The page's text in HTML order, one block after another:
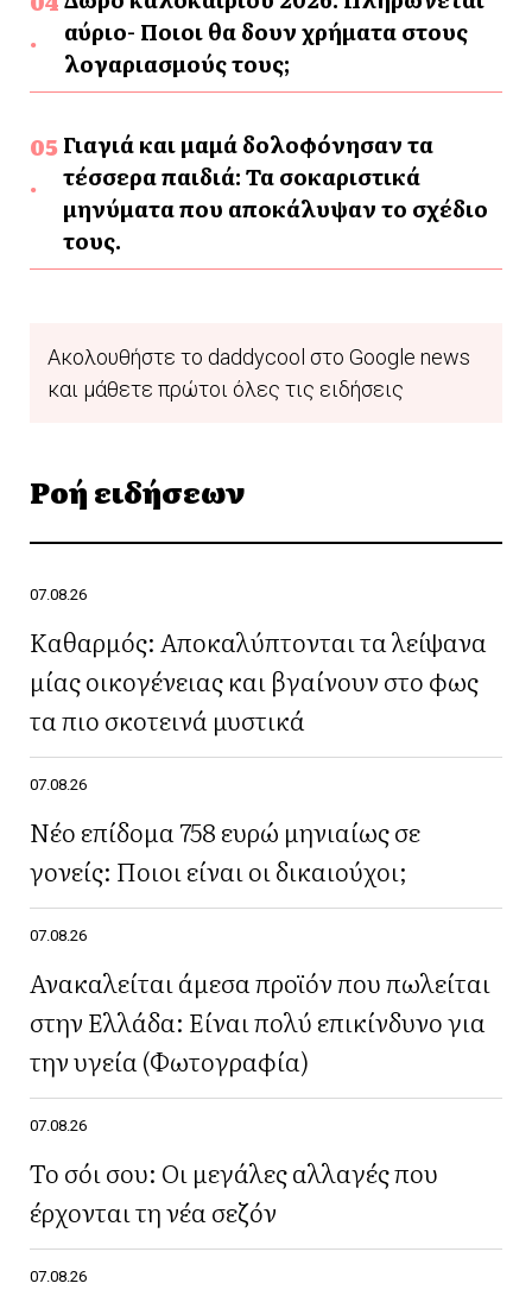
αύριο- Ποιοι θα δουν χρήματα στους
λογαριασμούς τους;
Γιαγιά και μαμά δολοφόνησαν τα
τέσσερα παιδιά: Τα σοκαριστικά
μηνύματα που αποκάλυψαν το σχέδιο
τους.
Ακολουθήστε το daddycool στο Google news
και μάθετε πρώτοι όλες τις ειδήσεις
Ροή ειδήσεων
07.08.26
Καθαρμός: Αποκαλύπτονται τα λείψανα
μίας οικογένειας και βγαίνουν στο φως
τα πιο σκοτεινά μυστικά
07.08.26
Νέο επίδομα 758 ευρώ μηνιαίως σε
γονείς: Ποιοι είναι οι δικαιούχοι;
07.08.26
Ανακαλείται άμεσα προϊόν που πωλείται
στην Ελλάδα: Είναι πολύ επικίνδυνο για
την υγεία (Φωτογραφία)
07.08.26
Το σόι σου: Οι μεγάλες αλλαγές που
έρχονται τη νέα σεζόν
07.08.26